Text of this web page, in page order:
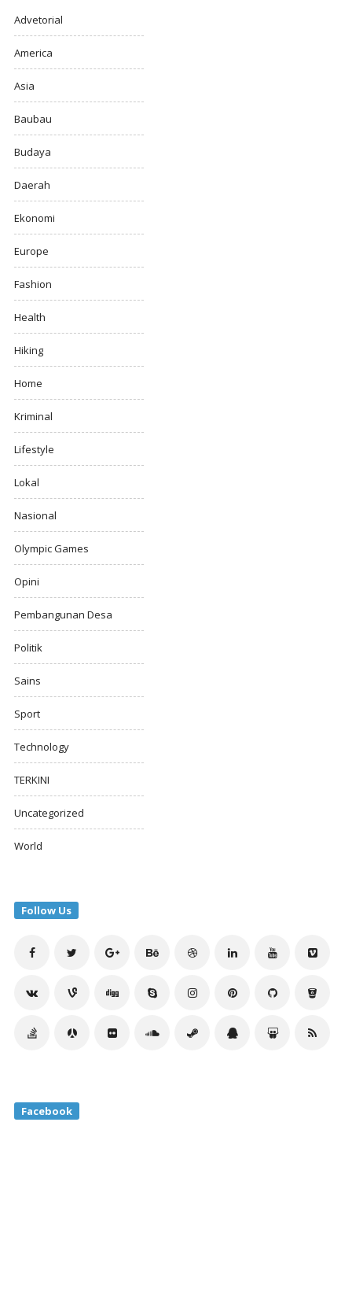
Advetorial
America
Asia
Baubau
Budaya
Daerah
Ekonomi
Europe
Fashion
Health
Hiking
Home
Kriminal
Lifestyle
Lokal
Nasional
Olympic Games
Opini
Pembangunan Desa
Politik
Sains
Sport
Technology
TERKINI
Uncategorized
World
Follow Us
Facebook